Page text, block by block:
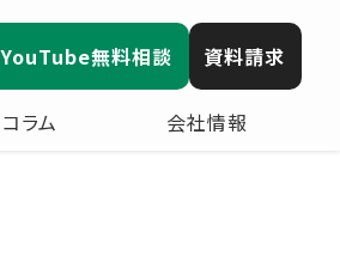
コラム 会社情報
YouTube無料相談 資料請求